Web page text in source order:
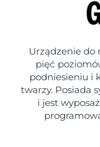
Urządzenie do
pięć
podniesieniu i
twarzy. Posiada
i jest